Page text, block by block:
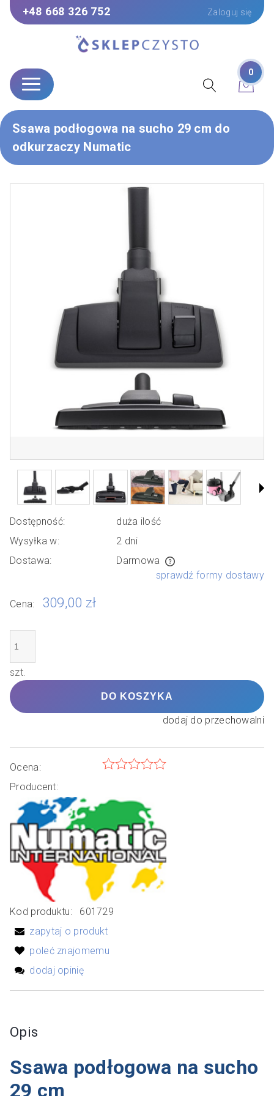
+48 668 326 752 Zaloguj się
0
Ssawa podłogowa na sucho 29 cm do
odkurzaczy Numatic
Dostępność:
duża ilość
Wysyłka w:
2 dni
Dostawa:
Darmowa
Cena nie zawiera ewentualnych kosztów płatnościsprawdź formy dostawy
Cena: 309,00 zł
szt.
DO KOSZYKA
dodaj do przechowalni
Ocena:
Producent:
Kod produktu:
601729
zapytaj o produkt
poleć znajomemu
dodaj opinię
Opis
Ssawa podłogowa na sucho
29 cm